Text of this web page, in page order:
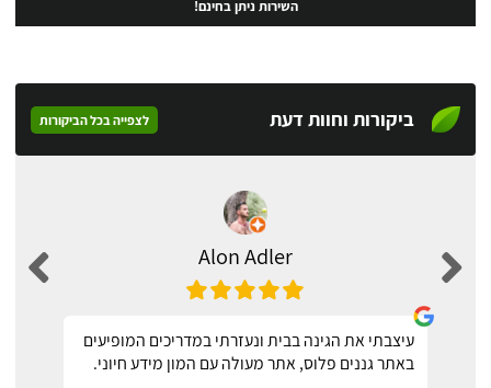
השירות ניתן בחינם!
ביקורות וחוות דעת לצפייה בכל הביקורות
Alon Adler
עיצבתי את הגינה בבית ונעזרתי במדריכים המופיעים
באתר גננים פלוס, אתר מעולה עם המון מידע חיוני.